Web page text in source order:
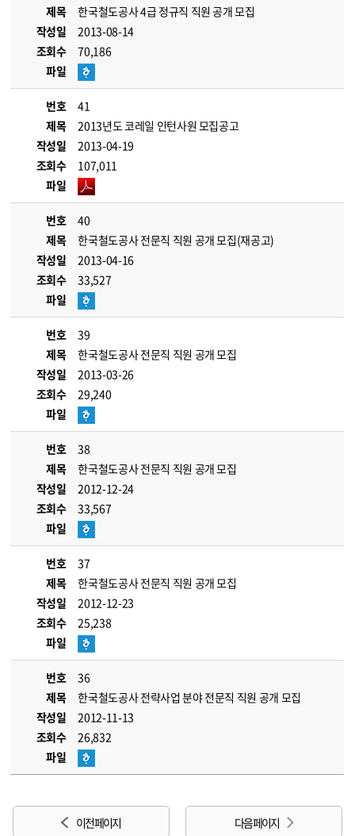
제목
한국철도공사 4급 정규직 직원 공개 모집
작성일
2013-08-14
조회수
70,186
파일
번호
41
제목
2013년도 코레일 인턴사원 모집공고
작성일
2013-04-19
조회수
107,011
파일
번호
40
제목
한국철도공사 전문직 직원 공개 모집(재공고)
작성일
2013-04-16
조회수
33,527
파일
번호
39
제목
한국철도공사 전문직 직원 공개 모집
작성일
2013-03-26
조회수
29,240
파일
번호
38
제목
한국철도공사 전문직 직원 공개 모집
작성일
2012-12-24
조회수
33,567
파일
번호
37
제목
한국철도공사 전문직 직원 공개 모집
작성일
2012-12-23
조회수
25,238
파일
번호
36
제목
한국철도공사 전략사업 분야 전문직 직원 공개 모집
작성일
2012-11-13
조회수
26,832
파일
이전 페이지 다음 페이지